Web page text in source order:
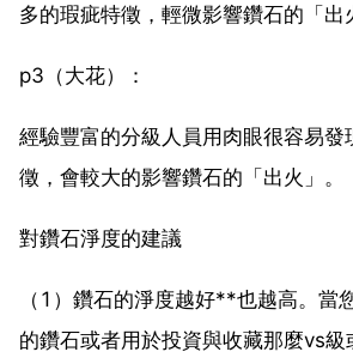
多的瑕疵特徵，輕微影響鑽石的「出
p3（大花）：
經驗豐富的分級人員用肉眼很容易發
徵，會較大的影響鑽石的「出火」。
對鑽石淨度的建議
（1）鑽石的淨度越好**也越高。當
的鑽石或者用於投資與收藏那麼vs級